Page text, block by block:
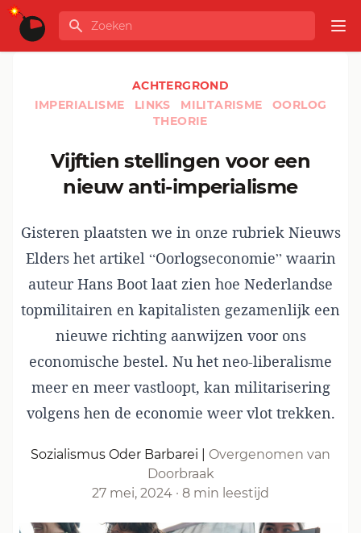
Ga naar de inhoud
GLOBALINFO
Zoeken
ACHTERGROND
IMPERIALISME
LINKS MILITARISME
OORLOG
THEORIE
Vijftien stellingen voor een
nieuw anti-imperialisme
Gisteren plaatsten we in onze rubriek Nieuws
Elders het artikel “Oorlogseconomie” waarin
auteur Hans Boot laat zien hoe Nederlandse
topmilitairen en kapitalisten gezamenlijk een
nieuwe richting aanwijzen voor ons
economische bestel. Nu het neo-liberalisme
meer en meer vastloopt, kan militarisering
volgens hen de economie weer vlot trekken.
Sozialismus Oder Barbarei
Overgenomen van
Doorbraak
27 mei, 2024 · 8 min leestijd